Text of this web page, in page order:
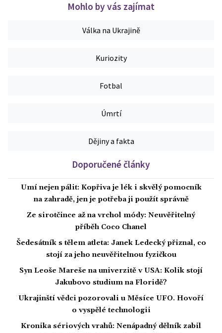
Mohlo by vás zajímat
Válka na Ukrajině
Kuriozity
Fotbal
Úmrtí
Dějiny a fakta
Doporučené články
Umí nejen pálit: Kopřiva je lék i skvělý pomocník
na zahradě, jen je potřeba ji použít správně
Ze sirotčince až na vrchol módy: Neuvěřitelný
příběh Coco Chanel
Šedesátník s tělem atleta: Janek Ledecký přiznal, co
stojí za jeho neuvěřitelnou fyzičkou
Syn Leoše Mareše na univerzitě v USA: Kolik stojí
Jakubovo studium na Floridě?
Ukrajinští vědci pozorovali u Měsíce UFO. Hovoří
o vyspělé technologii
Kronika sériových vrahů: Nenápadný dělník zabil